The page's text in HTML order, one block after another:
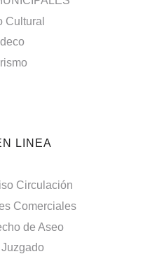
Cultural
LINEA
Circulación
Comerciales
de Aseo
Juzgado